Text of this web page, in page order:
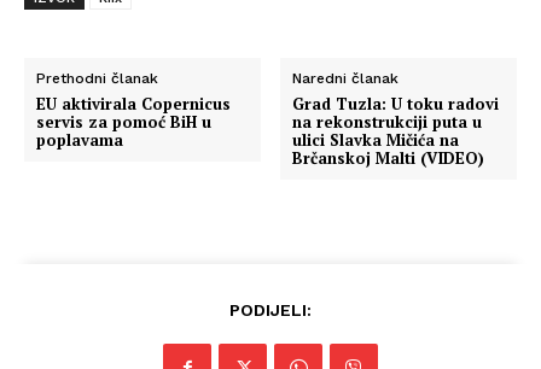
Prethodni članak
EU aktivirala Copernicus
servis za pomoć BiH u
poplavama
Naredni članak
Grad Tuzla: U toku radovi
na rekonstrukciji puta u
ulici Slavka Mičića na
Brčanskoj Malti (VIDEO)
PODIJELI: